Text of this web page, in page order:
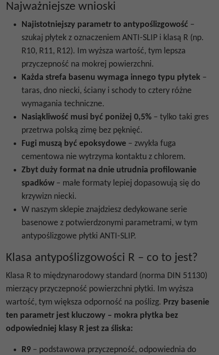
Najważniejsze wnioski
Najistotniejszy parametr to antypoślizgowość –
szukaj płytek z oznaczeniem ANTI-SLIP i klasą R (np.
R10, R11, R12). Im wyższa wartość, tym lepsza
przyczepność na mokrej powierzchni.
Każda strefa basenu wymaga innego typu płytek –
taras, dno niecki, ściany i schody to cztery różne
wymagania techniczne.
Nasiąkliwość musi być poniżej 0,5% – tylko taki gres
przetrwa polską zimę bez pęknięć.
Fugi muszą być epoksydowe – zwykła fuga
cementowa nie wytrzyma kontaktu z chlorem.
Zbyt duży format na dnie utrudnia profilowanie
spadków – małe formaty lepiej dopasowują się do
krzywizn niecki.
W naszym sklepie znajdziesz dedykowane serie
basenowe z potwierdzonymi parametrami, w tym
antypoślizgowe płytki ANTI-SLIP.
Klasa antypoślizgowości R – co to jest?
Klasa R to międzynarodowy standard (norma DIN 51130)
mierzący przyczepność powierzchni płytki. Im wyższa
wartość, tym większa odporność na poślizg. Przy basenie
ten parametr jest kluczowy – mokra płytka bez
odpowiedniej klasy R jest za śliska:
R9 – podstawowa przyczepność, odpowiednia do